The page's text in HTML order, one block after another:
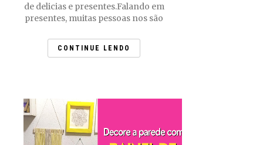
de delicias e presentes.Falando em
presentes, muitas pessoas nos são
CONTINUE LENDO